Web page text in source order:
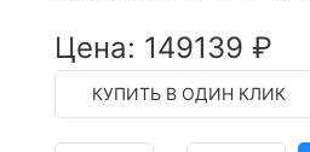
Цена: 149139 ₽
КУПИТЬ В ОДИН КЛИК